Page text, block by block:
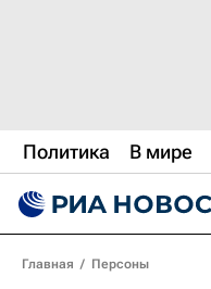
Политика В мире
Главная / Персоны